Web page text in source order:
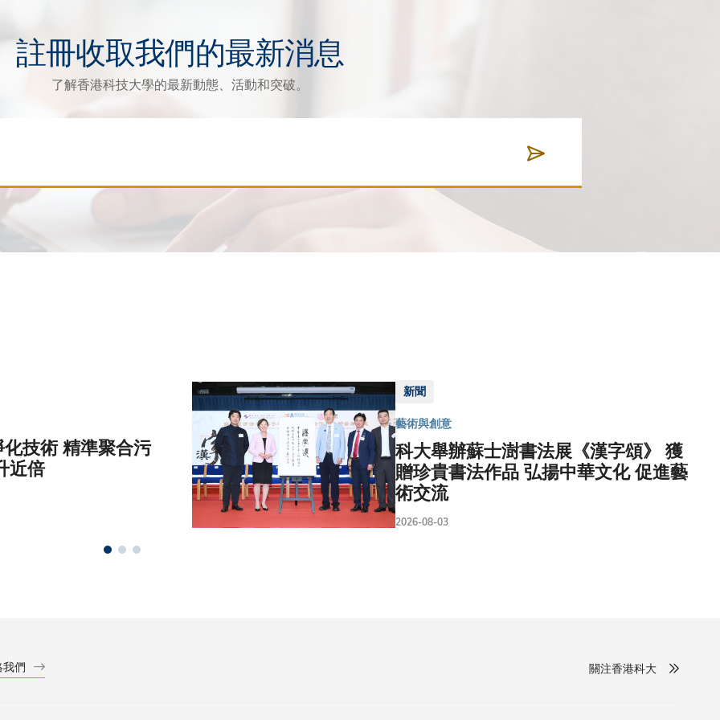
註冊收取我們的最新消息
了解香港科技大學的最新動態、活動和突破。
技術 精準聚合污
近倍
新聞
藝術與創意
科大舉辦蘇士澍書法展《漢字頌》 獲
贈珍貴書法作品 弘揚中華文化 促進藝
術交流
2026-08-03
我們 關注香港科大